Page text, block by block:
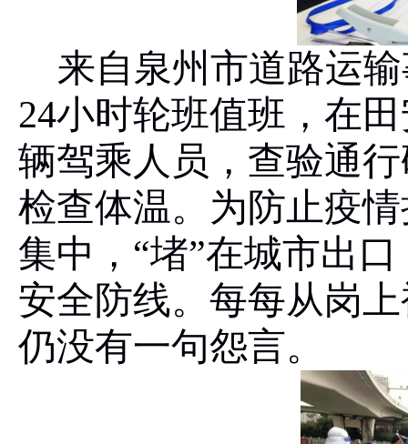
来自泉州市道路运
24小时轮班值班，在
辆驾乘人员，查验通
检查体温。为防止疫
集中，“堵”在城市出
安全防线。每每从岗
仍没有一句怨言。